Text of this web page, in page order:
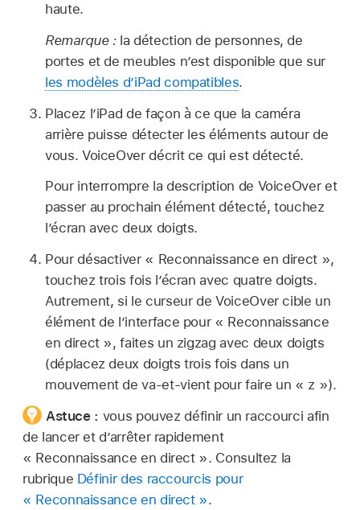
haute.
Remarque : la détection de personnes, de
portes et de meubles n’est disponible que sur
les modèles d’iPad compatibles.
Placez l’iPad de façon à ce que la caméra
arrière puisse détecter les éléments autour de
vous. VoiceOver décrit ce qui est détecté.
Pour interrompre la description de VoiceOver et
passer au prochain élément détecté, touchez
l’écran avec deux doigts.
Pour désactiver « Reconnaissance en direct »,
touchez trois fois l’écran avec quatre doigts.
Autrement, si le curseur de VoiceOver cible un
élément de l’interface pour « Reconnaissance
en direct », faites un zigzag avec deux doigts
(déplacez deux doigts trois fois dans un
mouvement de va-et-vient pour faire un « z »).
Astuce : vous pouvez définir un raccourci afin
de lancer et d’arrêter rapidement
« Reconnaissance en direct ». Consultez la
rubrique Définir des raccourcis pour
« Reconnaissance en direct ».